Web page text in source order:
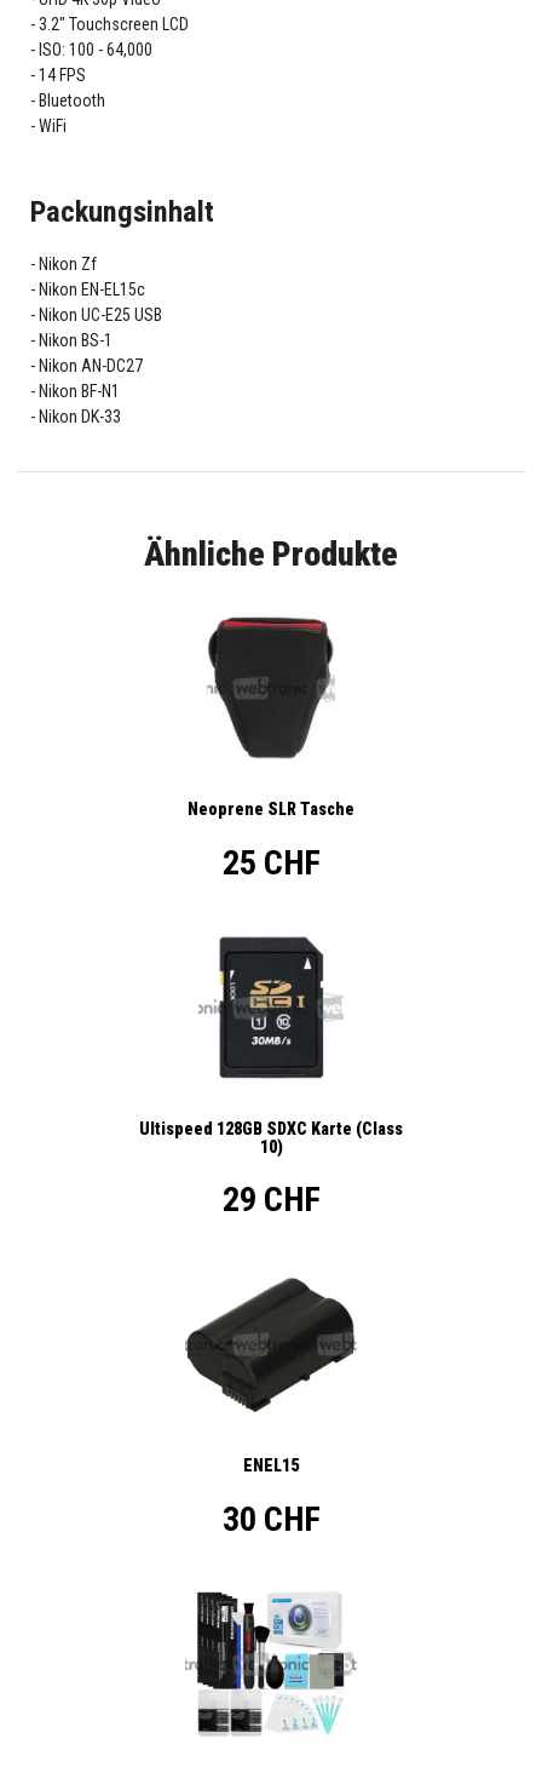
3.2" Touchscreen LCD
ISO: 100 - 64,000
14 FPS
Bluetooth
WiFi
Packungsinhalt
Nikon Zf
Nikon EN-EL15c
Nikon UC-E25 USB
Nikon BS-1
Nikon AN-DC27
Nikon BF-N1
Nikon DK-33
Ähnliche Produkte
Neoprene SLR Tasche
25 CHF
Ultispeed 128GB SDXC Karte (Class
10)
29 CHF
ENEL15
30 CHF